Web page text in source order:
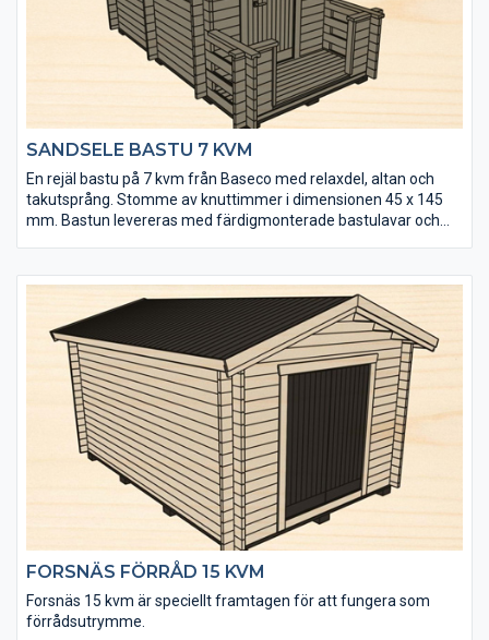
SANDSELE BASTU 7 KVM
En rejäl bastu på 7 kvm från Baseco med relaxdel, altan och
takutsprång. Stomme av knuttimmer i dimensionen 45 x 145
mm. Bastun levereras med färdigmonterade bastulavar och
• Senvuxet och tåligt virke från hjärtat av Lappland
• Extra fönster kan köpas till
• Golvet och takpanelen är möbeltorr vilket ger god
formstabilitet
• Välj mellan tre tillbehörspaket (endast till relaxdelen)
FORSNÄS FÖRRÅD 15 KVM
Forsnäs 15 kvm är speciellt framtagen för att fungera som
förrådsutrymme.